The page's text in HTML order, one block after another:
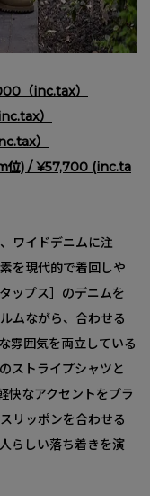
（inc.tax）
）
）
位) / ¥57,700 (inc.ta
ワイドデニムに注
を現代的で着回しや
ップス］のデニムを
ムながら、合わせる
雰囲気を両立している
ストライプシャツと
快なアクセントをプラ
リッポンを合わせる
らしい落ち着きを演